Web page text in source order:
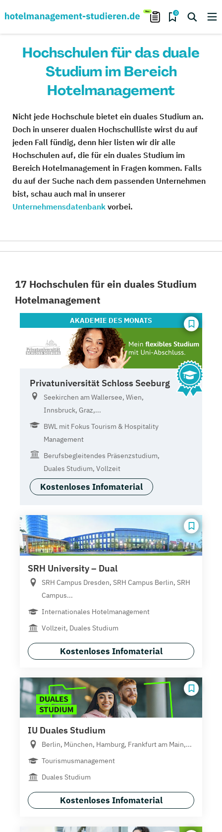
0
Hochschulen für das duale
Studium im Bereich
Hotelmanagement
Nicht jede Hochschule bietet ein duales Studium an.
Doch in unserer dualen Hochschulliste wirst du auf
jeden Fall fündig, denn hier listen wir dir alle
Hochschulen auf, die für ein duales Studium im
Bereich Hotelmanagement in Fragen kommen. Falls
du auf der Suche nach dem passenden Unternehmen
bist, schau auch mal in unserer
Unternehmensdatenbank vorbei.
17 Hochschulen für ein duales Studium
Hotelmanagement
AKADEMIE DES MONATS
Privatuniversität Schloss Seeburg
Seekirchen am Wallersee, Wien,
Innsbruck, Graz,...
BWL mit Fokus Tourism & Hospitality
Management
Berufsbegleitendes Präsenzstudium,
Duales Studium, Vollzeit
Kostenloses Infomaterial
SRH University – Dual
SRH Campus Dresden, SRH Campus Berlin, SRH
Campus...
Internationales Hotelmanagement
Vollzeit, Duales Studium
Kostenloses Infomaterial
IU Duales Studium
Berlin, München, Hamburg, Frankfurt am Main,...
Tourismusmanagement
Duales Studium
Kostenloses Infomaterial